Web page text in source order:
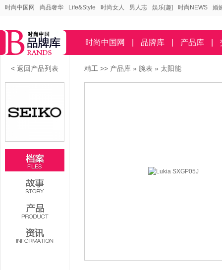
时尚中国网 尚品奢华 Life&Style 时尚女人 男人志 娱乐[趣] 时尚NEWS 婚
时尚中国网 品牌库 产品库
< 返回产品列表 精工 >> 产品库 » 腕表 » 太阳能